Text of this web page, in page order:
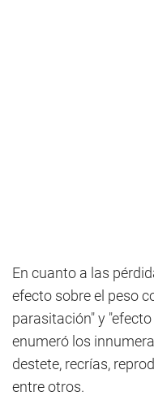
En cuanto a las
efecto sobre el peso
parasitación" y
enumeró los
destete, recrías,
entre otros.